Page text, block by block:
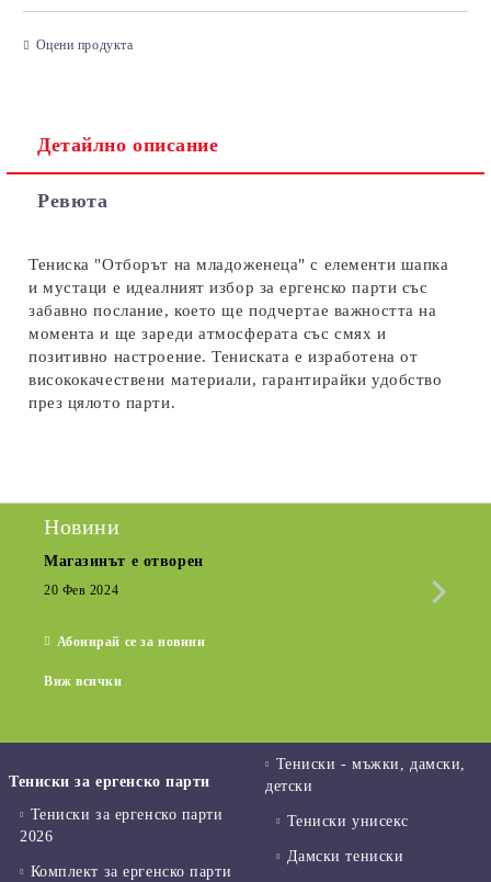
Оцени продукта
Детайлно описание
Ревюта
Тениска "Отборът на младоженеца" с елементи шапка
и мустаци е идеалният избор за ергенско парти със
забавно послание, което ще подчертае важността на
момента и ще зареди атмосферата със смях и
позитивно настроение. Тениската е изработена от
висококачествени материали, гарантирайки удобство
през цялото парти.
Новини
Магазинът е отворен
20 Фев 2024
Абонирай се за новини
Виж всички
Тениски за ергенско парти
Тениски за ергенско парти
2026
Комплект за ергенско парти
Тениски - мъжки, дамски,
детски
Тениски унисекс
Дамски тениски